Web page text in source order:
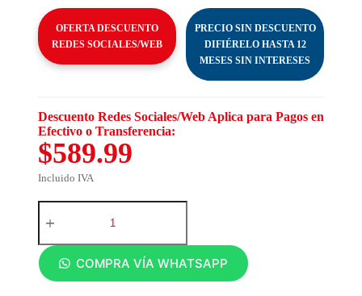
OFERTA DESCUENTO
REDES SOCIALES/WEB
PRECIO SIN DESCUENTO
DIFIÉRELO HASTA 12
MESES SIN INTERESES
Descuento Redes Sociales/Web Aplica para Pagos en
Efectivo o Transferencia:
$589.99
Incluido IVA
COMPRA VÍA WHATSAPP